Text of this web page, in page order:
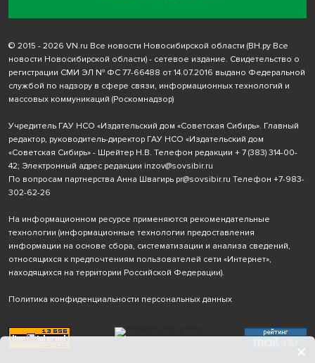
© 2015 - 2026 VN.ru Все новости Новосибирской области (ВН.ру Все
новости Новосибирской области) - сетевое издание. Свидетельство о
регистрации СМИ ЭЛ № ФС 77-66488 от 14.07.2016 выдано Федеральной
службой по надзору в сфере связи, информационных технологий и
массовых коммуникаций (Роскомнадзор)
Учредитель ГАУ НСО «Издательский дом «Советская Сибирь». Главный
редактор, руководитель-директор ГАУ НСО «Издательский дом
«Советская Сибирь» - Шрейтер Н.В. Телефон редакции + 7 (383) 314-00-
42; Электронный адрес редакции inzov@sovsibir.ru
По вопросам партнерства Анна Швагирь pr@sovsibir.ru Телефон +7-983-
302-62-26
На информационном ресурсе применяются рекомендательные
технологии (информационные технологии предоставления
информации на основе сбора, систематизации и анализа сведений,
относящихся к предпочтениям пользователей сети «Интернет»,
находящихся на территории Российской Федерации).
Политика конфиденциальности персональных данных